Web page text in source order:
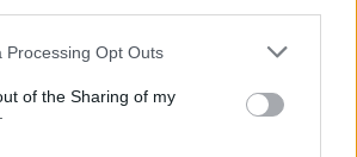
website/app uses one or more Google
or usage behaviour. You may click to
to Google and its third-party tags to
specified purposes in below Google
Processing Opt Outs
of the Sharing of my